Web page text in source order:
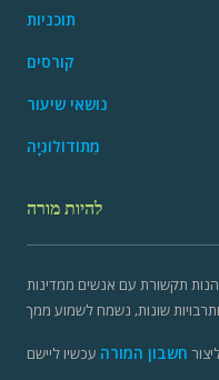
תוכניות
קורסים
נושאי שיעור
מֵתוֹדוֹלוֹגִיָה
להיות מורה
תקשורת עם אנשים ממדינות
חשבון המורה עכשיו ליישם